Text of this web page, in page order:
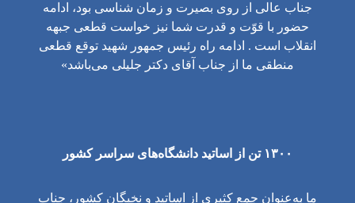
جناب عالی از روی بصیرت و زمان شناسی بود، ادامه
حضور با قوّت و قدرت شما نیز خواست قطعی جبهه
انقلاب است . ادامه راه رئیس جمهور شهید توقع قطعی
منطقی ما از جناب آقای دکتر جلیلی می‌باشد»
۱۳۰۰ تن از اساتید دانشگاه‌های سراسر کشور
ما به‌عنوان جمع کثیری از اساتید و نخبگان کشور، جناب